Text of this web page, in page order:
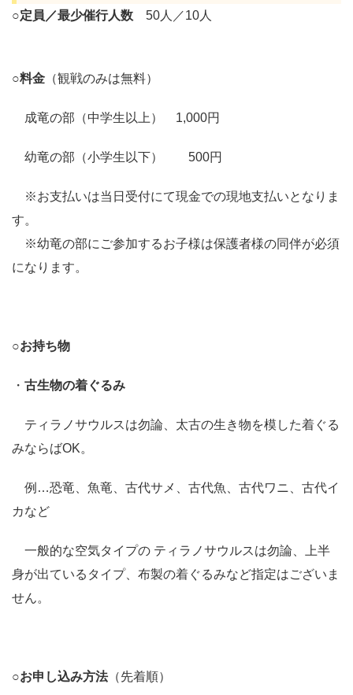
○定員／最少催行人数 50人／10人
○料金 （観戦のみは無料）
成竜の部（中学生以上） 1,000円
幼竜の部（小学生以下） 500円
※お支払いは当日受付にて現金での現地支払いとなりま
す。
※幼竜の部にご参加するお子様は保護者様の同伴が必須
になります。
○お持ち物
・ 古生物の着ぐるみ
ティラノサウルスは勿論、太古の生き物を模した着ぐる
みならばOK。
例…恐竜、魚竜、古代サメ、古代魚、古代ワニ、古代イ
カなど
一般的な空気タイプの ティラノサウルスは勿論、上半
身が出ているタイプ、布製の着ぐるみなど指定はございま
せん。
○お申し込み方法（先着順）